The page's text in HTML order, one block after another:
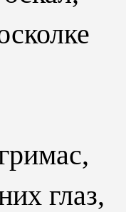
глаз,